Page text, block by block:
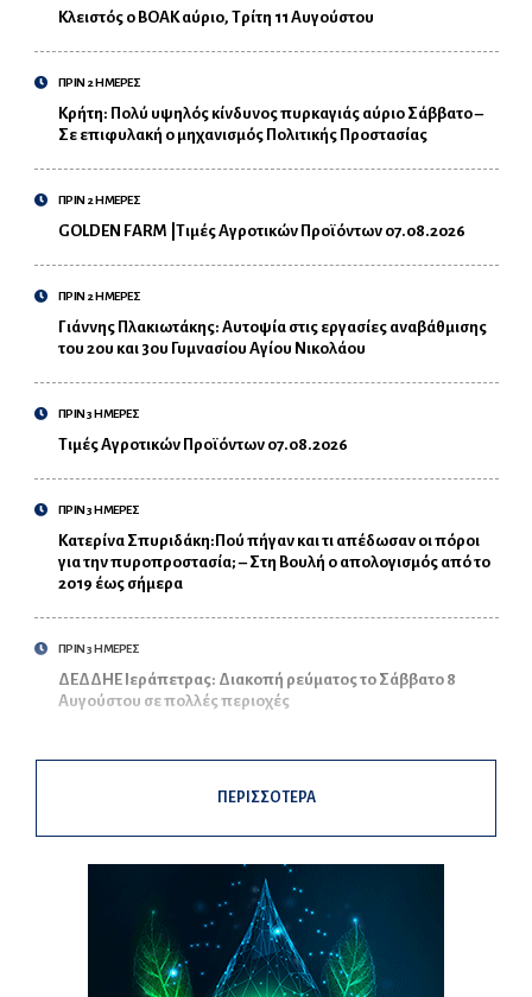
Κλειστός ο ΒΟΑΚ αύριο, Τρίτη 11 Αυγούστου
ΠΡΙΝ 2 ΗΜΕΡΕΣ
Κρήτη: Πολύ υψηλός κίνδυνος πυρκαγιάς αύριο Σάββατο –
Σε επιφυλακή ο μηχανισμός Πολιτικής Προστασίας
ΠΡΙΝ 2 ΗΜΕΡΕΣ
GOLDEN FARM |Τιμές Αγροτικών Προϊόντων 07.08.2026
ΠΡΙΝ 2 ΗΜΕΡΕΣ
Γιάννης Πλακιωτάκης: Αυτοψία στις εργασίες αναβάθμισης
του 2ου και 3ου Γυμνασίου Αγίου Νικολάου
ΠΡΙΝ 3 ΗΜΕΡΕΣ
Τιμές Αγροτικών Προϊόντων 07.08.2026
ΠΡΙΝ 3 ΗΜΕΡΕΣ
Κατερίνα Σπυριδάκη:Πού πήγαν και τι απέδωσαν οι πόροι
για την πυροπροστασία; – Στη Βουλή ο απολογισμός από το
2019 έως σήμερα
ΠΡΙΝ 3 ΗΜΕΡΕΣ
ΔΕΔΔΗΕ Ιεράπετρας: Διακοπή ρεύματος το Σάββατο 8
Αυγούστου σε πολλές περιοχές
ΠΕΡΙΣΣΟΤΕΡΑ